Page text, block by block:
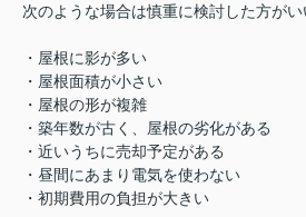
次のような場合は慎重に検討した方がい
・屋根に影が多い
・屋根面積が小さい
・屋根の形が複雑
・築年数が古く、屋根の劣化がある
・近いうちに売却予定がある
・昼間にあまり電気を使わない
・初期費用の負担が大きい